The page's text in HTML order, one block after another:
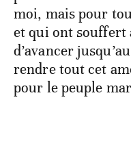
moi, mais pour
et qui ont souffert
d’avancer
rendre tout cet
pour le peuple